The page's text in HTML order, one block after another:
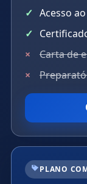
Acesso
Carta de
PLANO